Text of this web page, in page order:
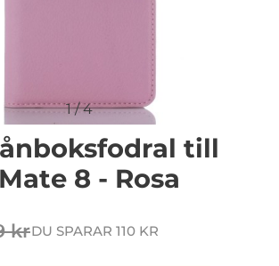
1/4
till
8 - Rosa
pris
krDU SPARAR 110 KR